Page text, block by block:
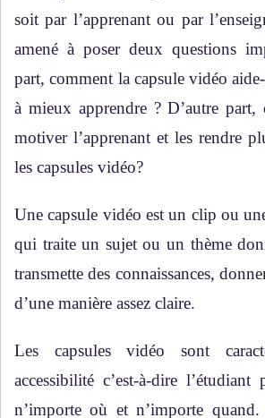
soit par l’apprenant ou par
amené à poser deux questions
part, comment la capsule vidéo
à mieux apprendre ? D’autre part,
motiver l’apprenant et les rendre
les capsules vidéo?
Une capsule vidéo est un clip ou
qui traite un sujet ou un thème
transmette des connaissances,
d’une manière assez claire.
Les capsules vidéo sont
accessibilité c’est-à-dire
n’importe où et n’importe